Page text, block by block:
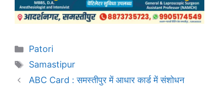
Categories
Patori
Tags
Samastipur
ABC Card : समस्तीपुर में आधार कार्ड में संशोधन